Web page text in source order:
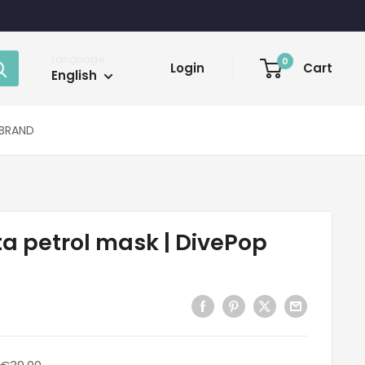
English Login 0 Cart
petrol mask | DivePop